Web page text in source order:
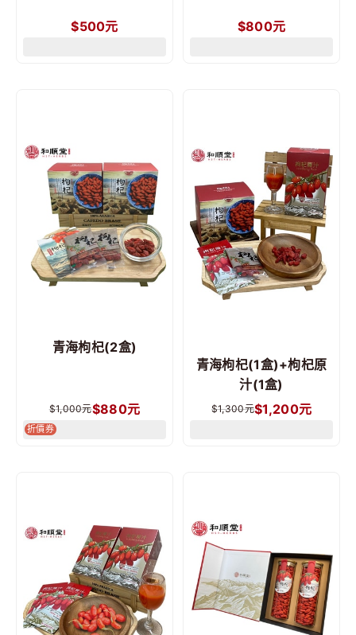
$500元 $800元
青海枸杞(2盒)
$1,000元$880元
折價券
青海枸杞(1盒)+枸杞原
汁(1盒)
$1,300元$1,200元